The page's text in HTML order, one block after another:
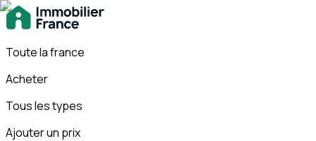
Toute la france
Acheter
Tous les types
Ajouter un prix